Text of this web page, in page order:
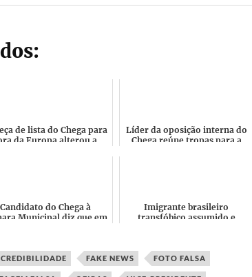
de lista do Chega para
da Europa alterou a
Líder da oposição interna do
Chega reúne tropas para a
Candidato do Chega à
Municipal diz que em
...
Imigrante brasileiro
transfóbico assumido e
deputad...
CREDIBILIDADE FAKE NEWS FOTO FALSA